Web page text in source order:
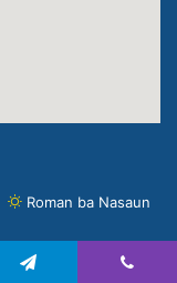
Roman ba Nasaun